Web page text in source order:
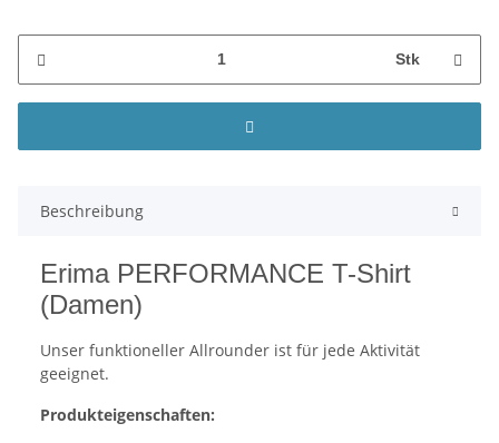
Stk
Beschreibung
Erima PERFORMANCE T-Shirt
(Damen)
Unser funktioneller Allrounder ist für jede Aktivität
geeignet.
Produkteigenschaften: